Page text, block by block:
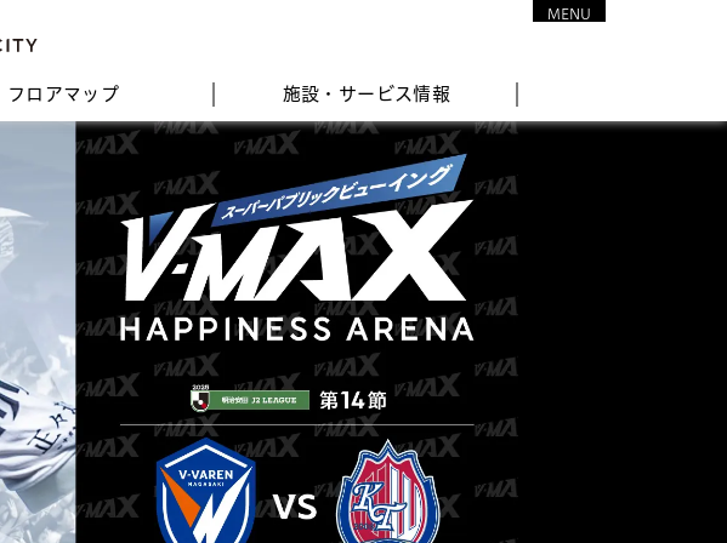
フロアマップ 施設・サービス情報
MENU